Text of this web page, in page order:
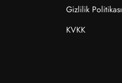
Gizlilik Politikası
KVKK